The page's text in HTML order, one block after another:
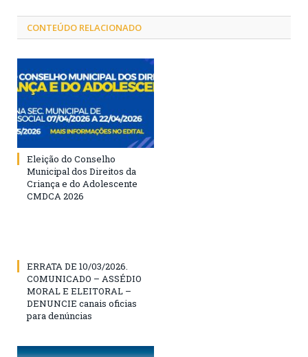
CONTEÚDO RELACIONADO
Eleição do Conselho
Municipal dos Direitos da
Criança e do Adolescente
CMDCA 2026
ERRATA DE 10/03/2026.
COMUNICADO – ASSÉDIO
MORAL E ELEITORAL –
DENUNCIE canais oficias
para denúncias